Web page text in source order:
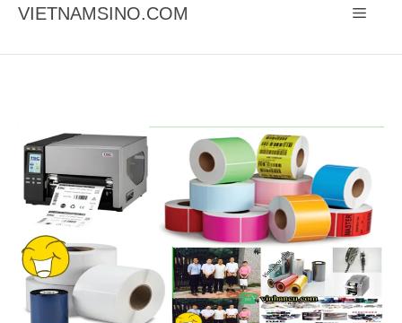
Chuyển
VIETNAMSINO.COM Menu